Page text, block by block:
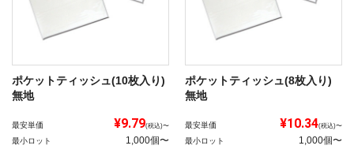
ポケットティッシュ(10枚入り)
無地
最安単価 ¥9.79(税込)〜
最小ロット 1,000個〜
ポケットティッシュ(8枚入り)
無地
最安単価 ¥10.34(税込)〜
最小ロット 1,000個〜